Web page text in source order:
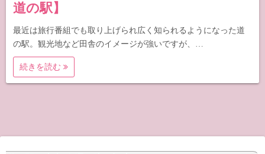
道の駅】
最近は旅行番組でも取り上げられ広く知られるようになった道
の駅。観光地など田舎のイメージが強いですが、…
続きを読む